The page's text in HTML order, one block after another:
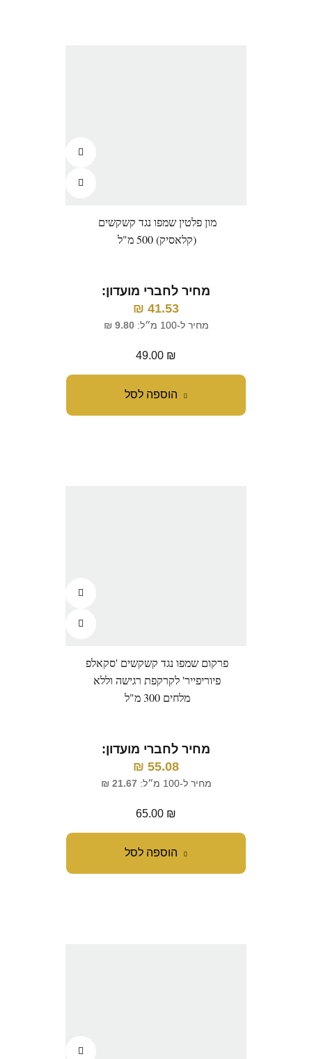
הוספה לסל
מון פלטין שמפו נגד קשקשים
(קלאסיק) 500 מ"ל
מחיר לחברי מועדון:
41.53
₪
מחיר ל-100 מ״ל: 9.80
₪
49.00 ₪
הוספה לסל
פרקום שמפו נגד קשקשים 'סקאלפ
פיוריפייר' לקרקפת רגישה וללא
מלחים 300 מ"ל
מחיר לחברי מועדון:
55.08
₪
מחיר ל-100 מ״ל: 21.67
₪
65.00 ₪